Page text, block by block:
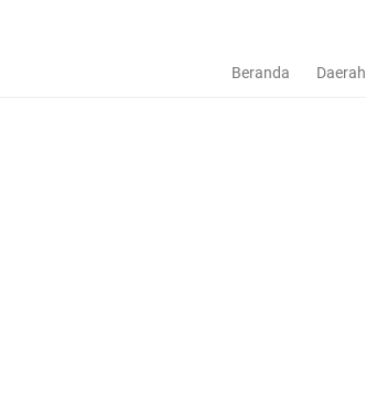
Beranda Daerah